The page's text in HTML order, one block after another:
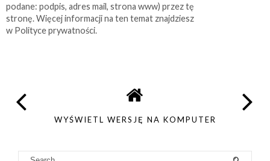
podane: podpis, adres mail, strona www) przez tę
stronę. Więcej informacji na ten temat znajdziesz
w Polityce prywatności.
WYŚWIETL WERSJĘ NA KOMPUTER